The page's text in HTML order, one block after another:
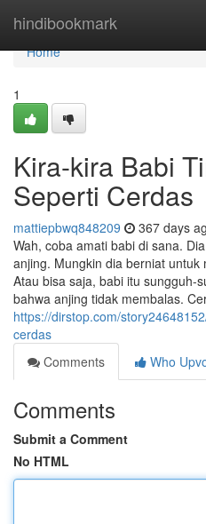
hindibookmark
Home
Home
1
Kira-kira Babi
Seperti Cerdas
mattiepbwq848209 367 days
Wah, coba amati babi di sana.
anjing. Mungkin dia berniat untuk
Atau bisa saja, babi itu sungguh-
bahwa anjing tidak membalas.
https://dirstop.com/
cerdas
Comments
Who
Comments
Submit a Comment
No HTML